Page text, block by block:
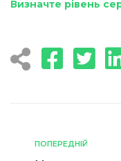
Визначте рівень
ПОПЕРЕДНІЙ